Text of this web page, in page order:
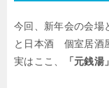
今回、新年会の会場
と日本酒 個室居酒
実はここ、
「元銭